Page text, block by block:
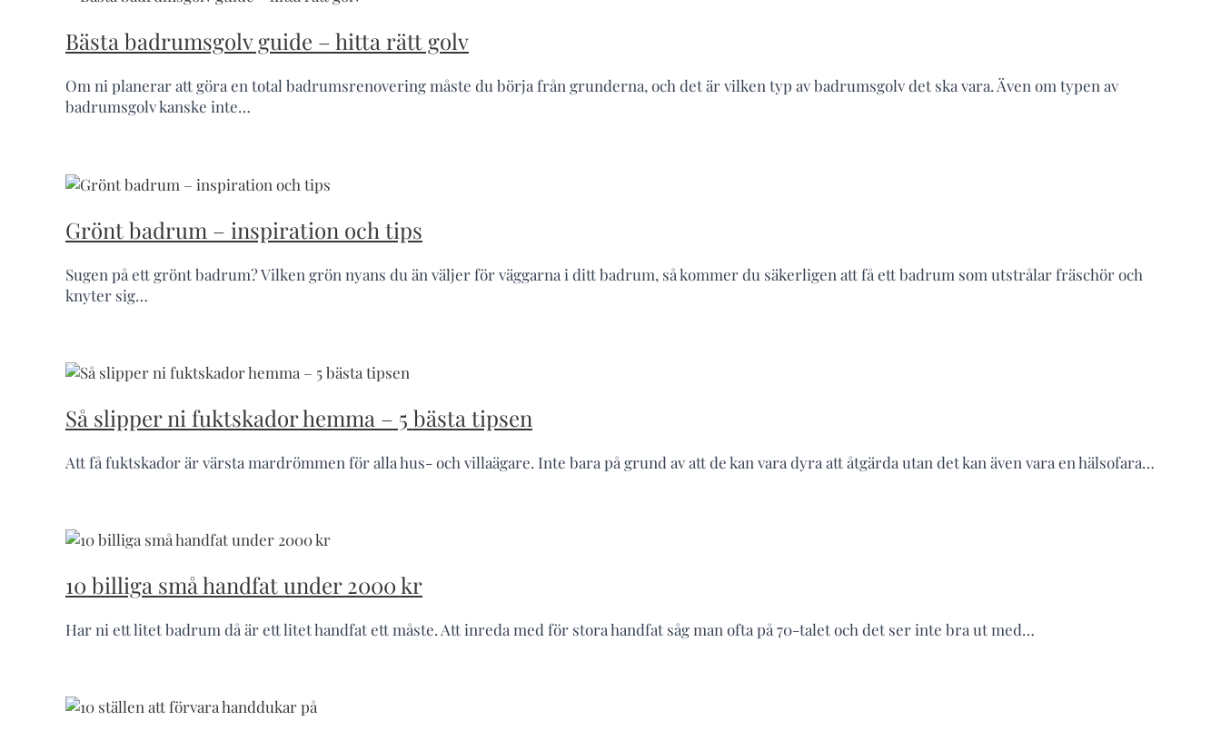
Bästa badrumsgolv guide – hitta rätt golv
Om ni planerar att göra en total badrumsrenovering måste du börja från grunderna, och det är vilken typ av badrumsgolv det ska vara. Även om typen av
badrumsgolv kanske inte…
Grönt badrum – inspiration och tips
Sugen på ett grönt badrum? Vilken grön nyans du än väljer för väggarna i ditt badrum, så kommer du säkerligen att få ett badrum som utstrålar fräschör och
knyter sig…
Så slipper ni fuktskador hemma – 5 bästa tipsen
Att få fuktskador är värsta mardrömmen för alla hus- och villaägare. Inte bara på grund av att de kan vara dyra att åtgärda utan det kan även vara en hälsofara…
10 billiga små handfat under 2000 kr
Har ni ett litet badrum då är ett litet handfat ett måste. Att inreda med för stora handfat såg man ofta på 70-talet och det ser inte bra ut med…